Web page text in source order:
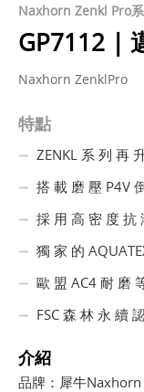
Naxhorn Zenkl Pro
GP7112 |
Naxhorn ZenklPro
特點
ZENKL 系 列 再
搭 載 磨 壓 P4V
採 用 高 密 度 抗
獨 家 的
歐 盟 AC4 耐 磨
FSC 森 林 永 續
介紹
品牌：犀牛